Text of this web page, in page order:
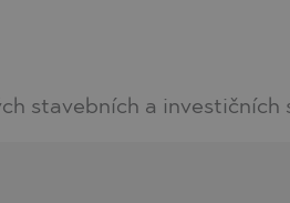
stavebních a investičních